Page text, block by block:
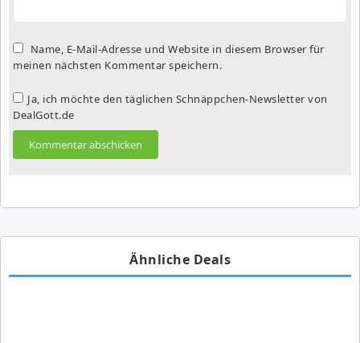
Name, E-Mail-Adresse und Website in diesem Browser für
meinen nächsten Kommentar speichern.
Ja, ich möchte den täglichen Schnäppchen-Newsletter von
DealGott.de
Ähnliche Deals